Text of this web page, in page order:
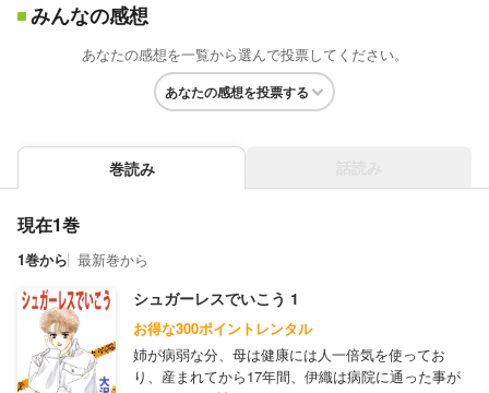
みんなの感想
あなたの感想を一覧から選んで投票してください。
あなたの感想を投票する
巻読み
現在1巻
1巻から 最新巻から
シュガーレスでいこう 1
お得な300ポイントレンタル
姉が病弱な分、母は健康には人一倍気を使ってお
り、産まれてから17年間、伊織は病院に通った事が